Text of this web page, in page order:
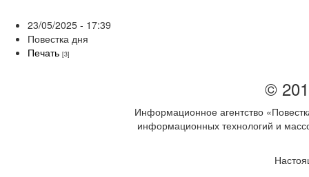
23/05/2025 - 17:39
Повестка дня
Печать [3]
©
Информационное агентство
информационных технологий и